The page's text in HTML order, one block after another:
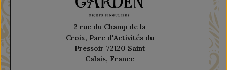
2 rue du Champ de la
Croix, Parc d'Activités du
Pressoir 72120 Saint
Calais, France